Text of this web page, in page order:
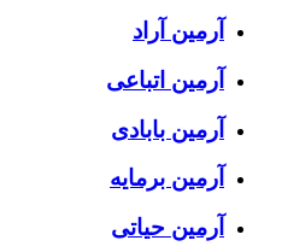
آرمین آراد
آرمین اتباعی
آرمین بابادی
آرمین برمایه
آرمین حیاتی